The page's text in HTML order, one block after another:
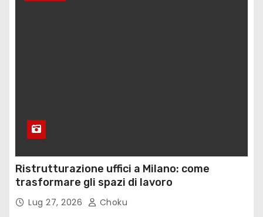
Ristrutturazione uffici a Milano: come
trasformare gli spazi di lavoro
Lug 27, 2026 Choku